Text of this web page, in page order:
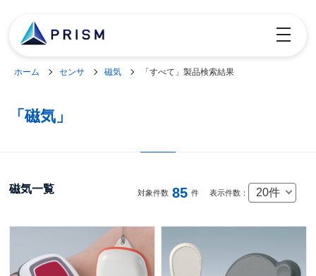
toggle
ホーム センサ 磁気 「すべて」製品検索結果
「磁気」
磁気一覧 対象件数 85 件 表示件数： 20件